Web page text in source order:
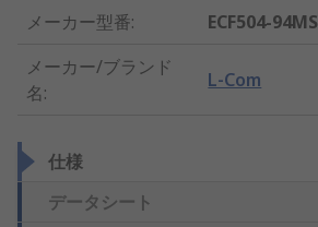
メーカー型番:
ECF504-94MS
メーカー/ブランド
名:
L-Com
仕様
データシート